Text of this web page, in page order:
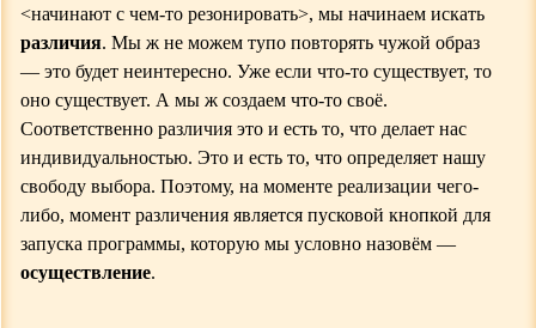
<начинают с чем-то резонировать>, мы начинаем искать
различия. Мы ж не можем тупо повторять чужой образ
— это будет неинтересно. Уже если что-то существует, то
оно существует. А мы ж создаем что-то своё.
Соответственно различия это и есть то, что делает нас
индивидуальностью. Это и есть то, что определяет нашу
свободу выбора. Поэтому, на моменте реализации чего-
либо, момент различения является пусковой кнопкой для
запуска программы, которую мы условно назовём —
осуществление.